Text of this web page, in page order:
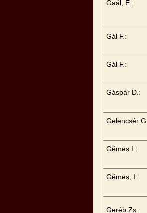
Gaál, E.:
Gál F.:
Gál F.:
Gáspár D.:
Gelencsér
Gémes I.:
Gémes, I.:
Geréb Zs.: